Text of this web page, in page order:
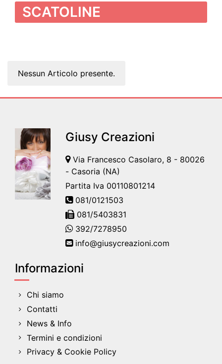
SCATOLINE
Nessun Articolo presente.
Giusy Creazioni
Via Francesco Casolaro, 8 - 80026
- Casoria (NA)
Partita Iva 00110801214
081/0121503
081/5403831
392/7278950
info@giusycreazioni.com
Informazioni
Chi siamo
Contatti
News & Info
Termini e condizioni
Privacy & Cookie Policy